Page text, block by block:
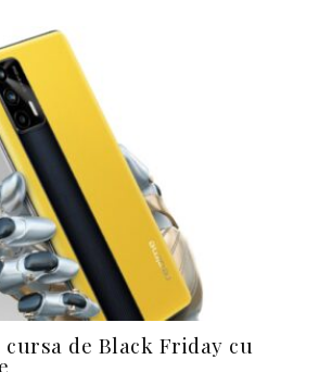
de Black Friday cu